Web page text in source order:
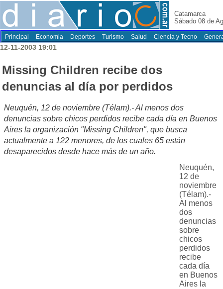
Catamarca
Sábado 08 de
Principal Economia Deportes Turismo Salud Ciencia y Tecno
12-11-2003 19:01
Missing Children recibe dos
denuncias al día por perdidos
Neuquén, 12 de noviembre (Télam).- Al menos dos
denuncias sobre chicos perdidos recibe cada día en Buenos
Aires la organización "Missing Children", que busca
actualmente a 122 menores, de los cuales 65 están
desaparecidos desde hace más de un año.
Neuquén,
12 de
noviembre
(Télam).-
Al menos
dos
denuncias
sobre
chicos
perdidos
recibe
cada día
en Buenos
Aires la